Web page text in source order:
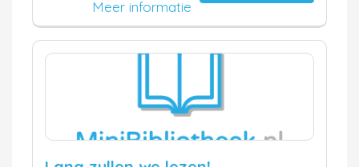
Meer informatie